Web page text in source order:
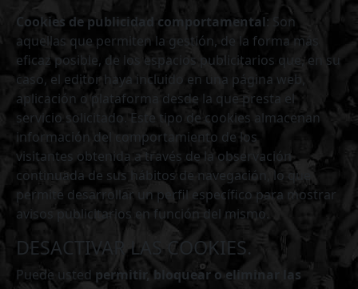
Cookies de publicidad comportamental: Son
aquellas que permiten la gestión, de la forma más
eficaz posible, de los espacios publicitarios que, en su
caso, el editor haya incluido en una página web,
aplicación o plataforma desde la que presta el
servicio solicitado. Este tipo de cookies almacenan
información del comportamiento de los
visitantes obtenida a través de la observación
continuada de sus hábitos de navegación, lo que
permite desarrollar un perfil específico para mostrar
avisos publicitarios en función del mismo.
DESACTIVAR LAS COOKIES.
Puede usted permitir, bloquear o eliminar las